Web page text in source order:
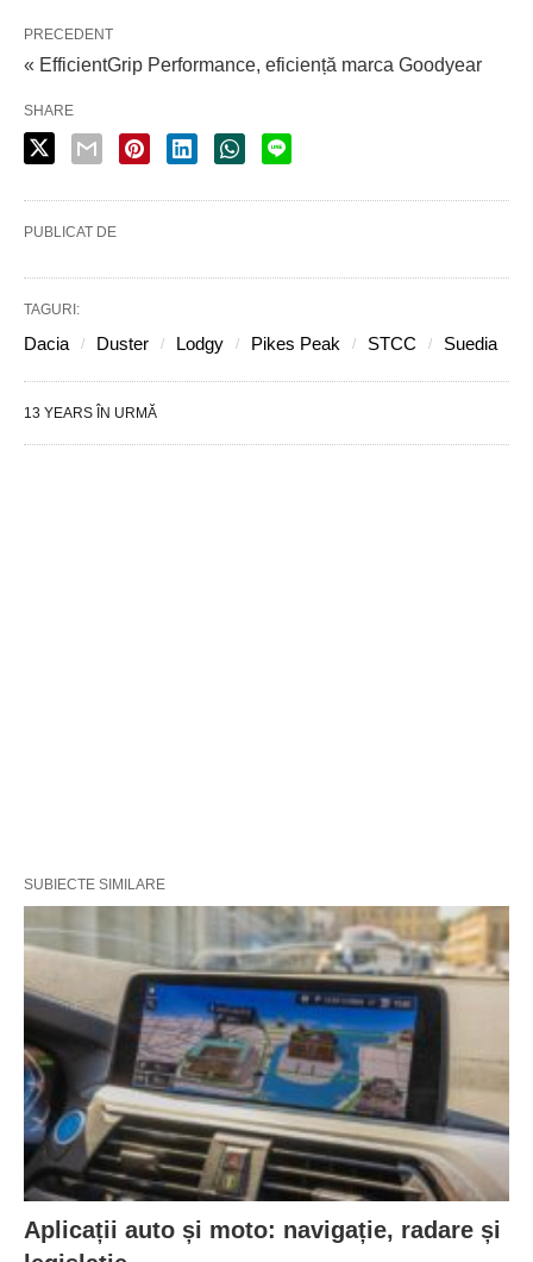
PRECEDENT
« EfficientGrip Performance, eficiență marca Goodyear
SHARE
PUBLICAT DE
TAGURI:
Dacia Duster Lodgy Pikes Peak STCC Suedia
13 YEARS ÎN URMĂ
SUBIECTE SIMILARE
Aplicații auto și moto: navigație, radare și